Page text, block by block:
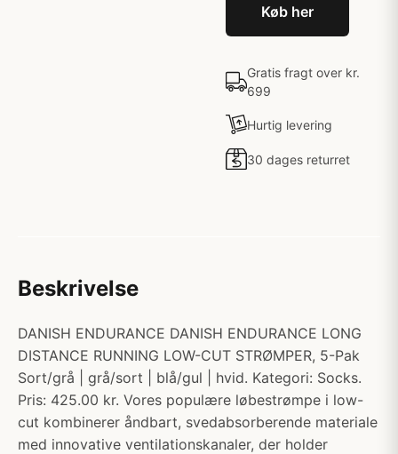
Køb her
Gratis fragt over kr.
699
Hurtig levering
30 dages returret
Beskrivelse
DANISH ENDURANCE DANISH ENDURANCE LONG
DISTANCE RUNNING LOW-CUT STRØMPER, 5-Pak
Sort/grå | grå/sort | blå/gul | hvid. Kategori: Socks.
Pris: 425.00 kr. Vores populære løbestrømpe i low-
cut kombinerer åndbart, svedabsorberende materiale
med innovative ventilationskanaler, der holder